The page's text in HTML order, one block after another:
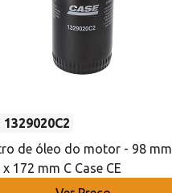
1329020C2
de óleo do motor - 98 mm
x 172 mm C Case CE